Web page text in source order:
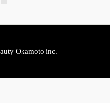
Okamoto inc.